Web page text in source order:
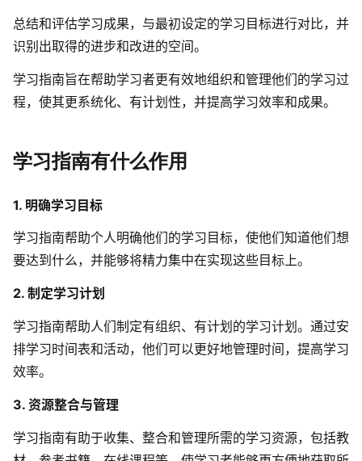
AI生成流程图
AI生成用户旅程图
AI生成甘特图
AI生成组织结构图
AI生成商业画布
AI生成5Why分析
AI生成胜任力模型
总结和评估学习成果，与最初设定的学习目标进行对比，并
识别出取得的进步和改进的空间。
学习指南旨在帮助学习者更有效地组织和管理他们的学习过
程，使其更系统化、有计划性，并提高学习效率和成果。
学习指南有什么作用
1. 明确学习目标
学习指南帮助个人明确他们的学习目标，使他们知道他们想
要达到什么，并能够将精力集中在实现这些目标上。
2. 制定学习计划
学习指南帮助人们制定有组织、有计划的学习计划。通过安
排学习时间表和活动，他们可以更好地管理时间，提高学习
效率。
3. 资源整合与管理
学习指南有助于收集、整合和管理所需的学习资源，包括教